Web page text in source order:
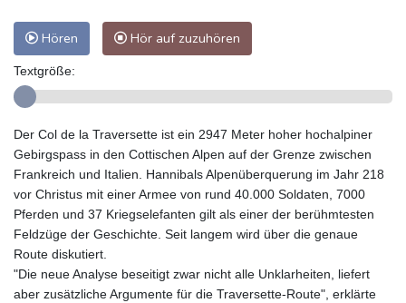
Hören Hör auf zuzuhören
Textgröße:
Der Col de la Traversette ist ein 2947 Meter hoher hochalpiner
Gebirgspass in den Cottischen Alpen auf der Grenze zwischen
Frankreich und Italien. Hannibals Alpenüberquerung im Jahr 218
vor Christus mit einer Armee von rund 40.000 Soldaten, 7000
Pferden und 37 Kriegselefanten gilt als einer der berühmtesten
Feldzüge der Geschichte. Seit langem wird über die genaue
Route diskutiert.
"Die neue Analyse beseitigt zwar nicht alle Unklarheiten, liefert
aber zusätzliche Argumente für die Traversette-Route", erklärte